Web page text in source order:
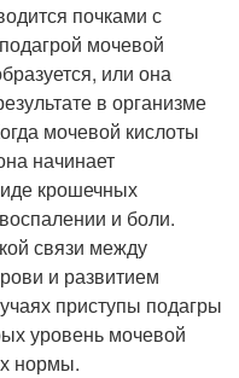
почками с
мочевой
или она
в организме
мочевой кислоты
начинает
крошечных
и боли.
связи между
и развитием
приступы подагры
уровень мочевой
нормы.